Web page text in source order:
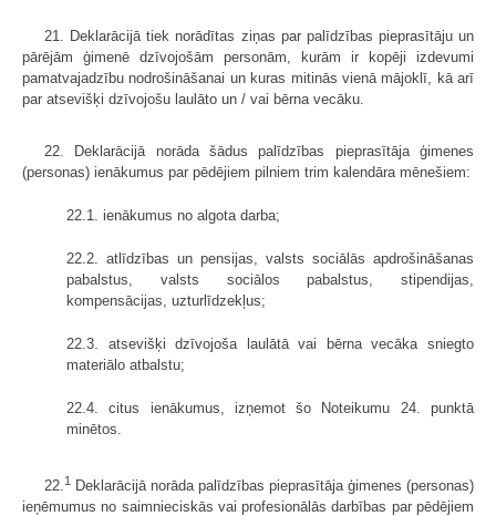
21. Deklarācijā tiek norādītas ziņas par palīdzības pieprasītāju un
pārējām ģimenē dzīvojošām personām, kurām ir kopēji izdevumi
pamatvajadzību nodrošināšanai un kuras mitinās vienā mājoklī, kā arī
par atsevišķi dzīvojošu laulāto un / vai bērna vecāku.
22. Deklarācijā norāda šādus palīdzības pieprasītāja ģimenes
(personas) ienākumus par pēdējiem pilniem trim kalendāra mēnešiem:
22.1. ienākumus no algota darba;
22.2. atlīdzības un pensijas, valsts sociālās apdrošināšanas
pabalstus, valsts sociālos pabalstus, stipendijas,
kompensācijas, uzturlīdzekļus;
22.3. atsevišķi dzīvojoša laulātā vai bērna vecāka sniegto
materiālo atbalstu;
22.4. citus ienākumus, izņemot šo Noteikumu 24. punktā
minētos.
22. 1
Deklarācijā norāda palīdzības pieprasītāja ģimenes (personas)
ieņēmumus no saimnieciskās vai profesionālās darbības par pēdējiem